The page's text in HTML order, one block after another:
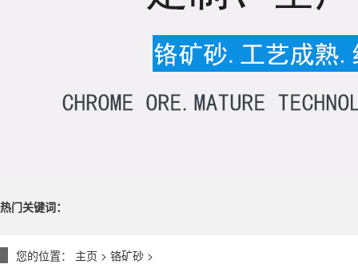
热门关键词：
您的位置： 主页 > 铬矿砂 >